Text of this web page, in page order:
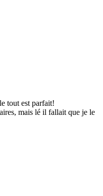
tout est parfait!
mais lé il fallait que je le